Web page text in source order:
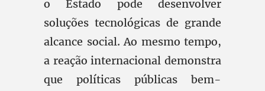
o Estado pode desenvolver
soluções tecnológicas de grande
alcance social. Ao mesmo tempo,
a reação internacional demonstra
que políticas públicas bem-